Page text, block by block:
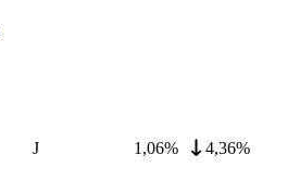
J 1,06% 4,36%